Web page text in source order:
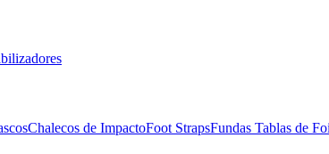
Chalecos de ImpactoFoot StrapsFundas Tablas de